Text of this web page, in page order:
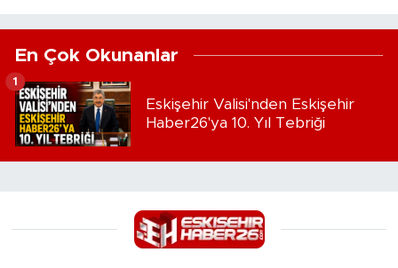
En Çok Okunanlar
Eskişehir Valisi'nden Eskişehir
Haber26'ya 10. Yıl Tebriği
1